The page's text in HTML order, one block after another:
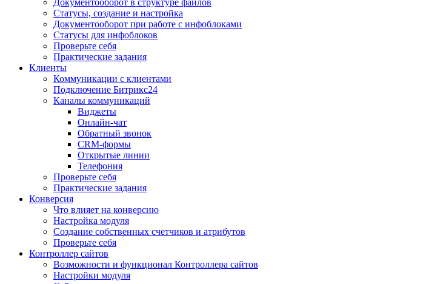
Документооборот в структуре файлов
Статусы, создание и настройка
Документооборот при работе с инфоблоками
Статусы для инфоблоков
Проверьте себя
Практические задания
Клиенты
Коммуникации с клиентами
Подключение Битрикс24
Каналы коммуникаций
Виджеты
Онлайн-чат
Обратный звонок
CRM-формы
Открытые линии
Телефония
Проверьте себя
Практические задания
Конверсия
Что влияет на конверсию
Настройка модуля
Создание собственных счетчиков и атрибутов
Проверьте себя
Контроллер сайтов
Возможности и функционал Контроллера сайтов
Настройки модуля